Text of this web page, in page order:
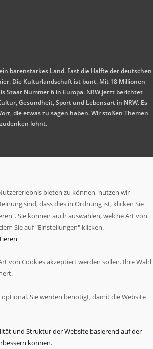
bärenstarkes Land. Fast die Hälfte der deutschen
Die Kulturlandschaft ist bunt. Mit 18 Millionen
Staat Nummer 6 in Europa. NRW.jetzt berichtet
Gesundheit, Sport und Lebensart in NRW. Es
die etwas zu sagen haben. Wir stoßen Themen
lohnt.
bieten zu können, nutzen wir
sind, dass dies in Ordnung ist, klicken Sie
Sie können auch auswählen, welche Art von
Sie auf "Einstellungen" klicken.
von Cookies akzeptiert werden sollen. Ihre Wahl
optional. Sie werden benötigt, damit die Website
und Struktur der Website basierend auf der
können.